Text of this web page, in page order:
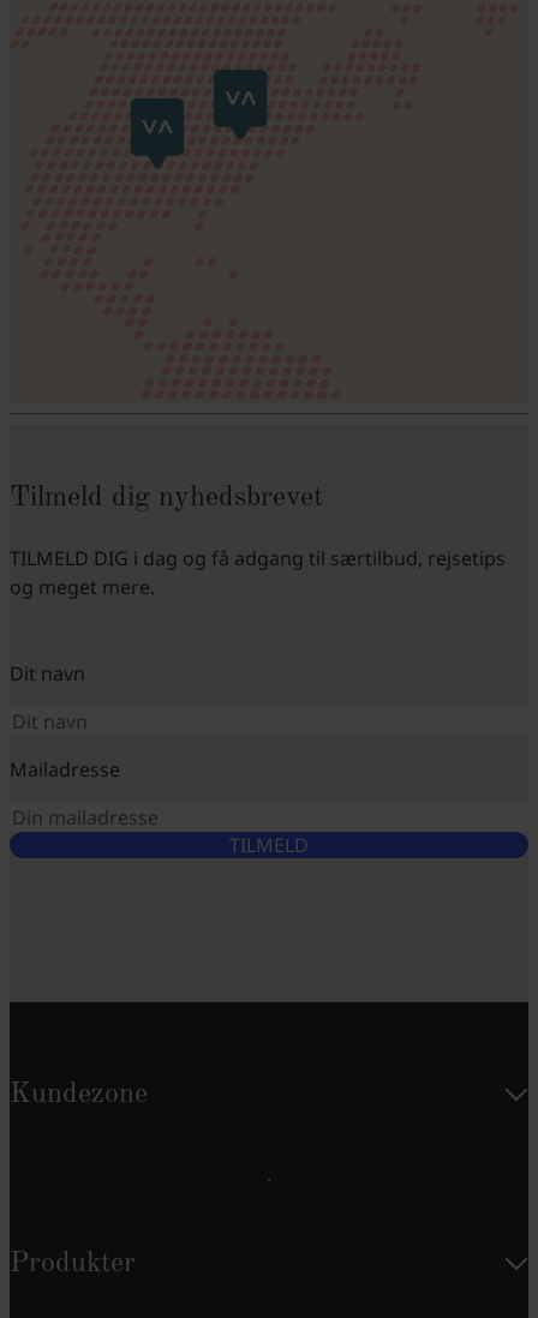
Tilmeld dig nyhedsbrevet
TILMELD DIG i dag og få adgang til særtilbud, rejsetips
og meget mere.
Dit navn
Mailadresse
TILMELD
Kundezone
Produkter